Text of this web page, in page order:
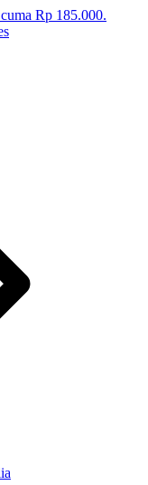
Rp 185.000.